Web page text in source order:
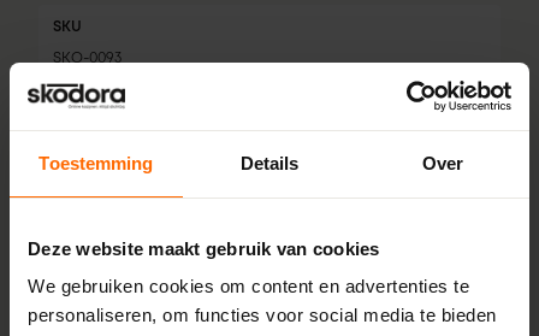
Toestemming Details Over
Deze website maakt gebruik van cookies
We gebruiken cookies om content en advertenties te
personaliseren, om functies voor social media te bieden
SKU
SKO-0093
Merk
Gealan
Inbouwdiepte
120 mm